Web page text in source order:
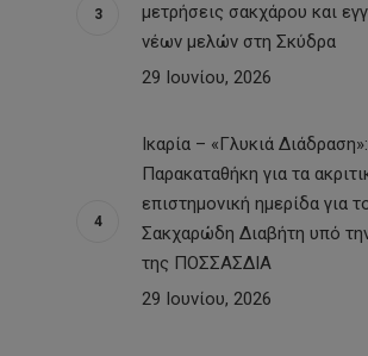
μετρήσεις σακχάρου και
νέων μελών στη Σκύδρα
29 Ιουνίου, 2026
Ικαρία – «Γλυκιά Διάδραση»:
Παρακαταθήκη για τα
επιστημονική ημερίδα για
Σακχαρώδη Διαβήτη υπό
της ΠΟΣΣΑΣΔΙΑ
29 Ιουνίου, 2026